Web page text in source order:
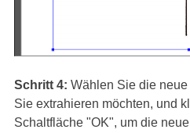
Schritt 4: Wählen Sie die
Sie extrahieren möchten, und
Schaltfläche "OK", um die